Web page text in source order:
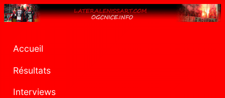
Accueil
Résultats
Interviews